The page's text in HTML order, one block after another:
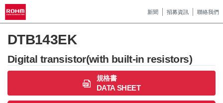
新聞 招募資訊 聯絡我們
DTB143EK
Digital transistor(with built-in resistors)
規格書
DATA SHEET